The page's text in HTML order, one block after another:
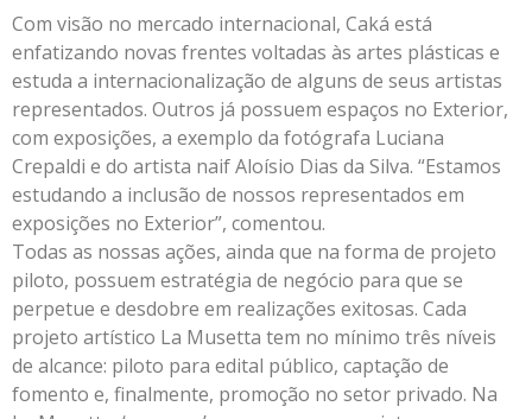
Com visão no mercado internacional, Caká está
enfatizando novas frentes voltadas às artes plásticas e
estuda a internacionalização de alguns de seus artistas
representados. Outros já possuem espaços no Exterior,
com exposições, a exemplo da fotógrafa Luciana
Crepaldi e do artista naif Aloísio Dias da Silva. “Estamos
estudando a inclusão de nossos representados em
exposições no Exterior”, comentou.
Todas as nossas ações, ainda que na forma de projeto
piloto, possuem estratégia de negócio para que se
perpetue e desdobre em realizações exitosas. Cada
projeto artístico La Musetta tem no mínimo três níveis
de alcance: piloto para edital público, captação de
fomento e, finalmente, promoção no setor privado. Na